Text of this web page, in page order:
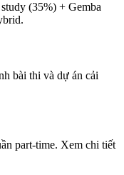
(35%) + Gemba
bài thi và dự án cải
part-time. Xem chi tiết